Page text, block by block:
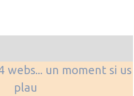
webs... un moment si us
plau